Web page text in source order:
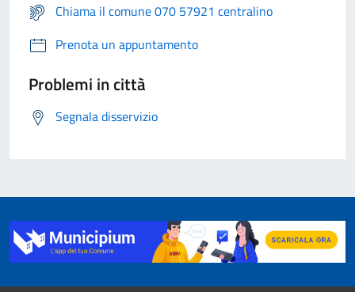
Chiama il comune 070 57921 centralino
Prenota un appuntamento
Problemi in città
Segnala disservizio